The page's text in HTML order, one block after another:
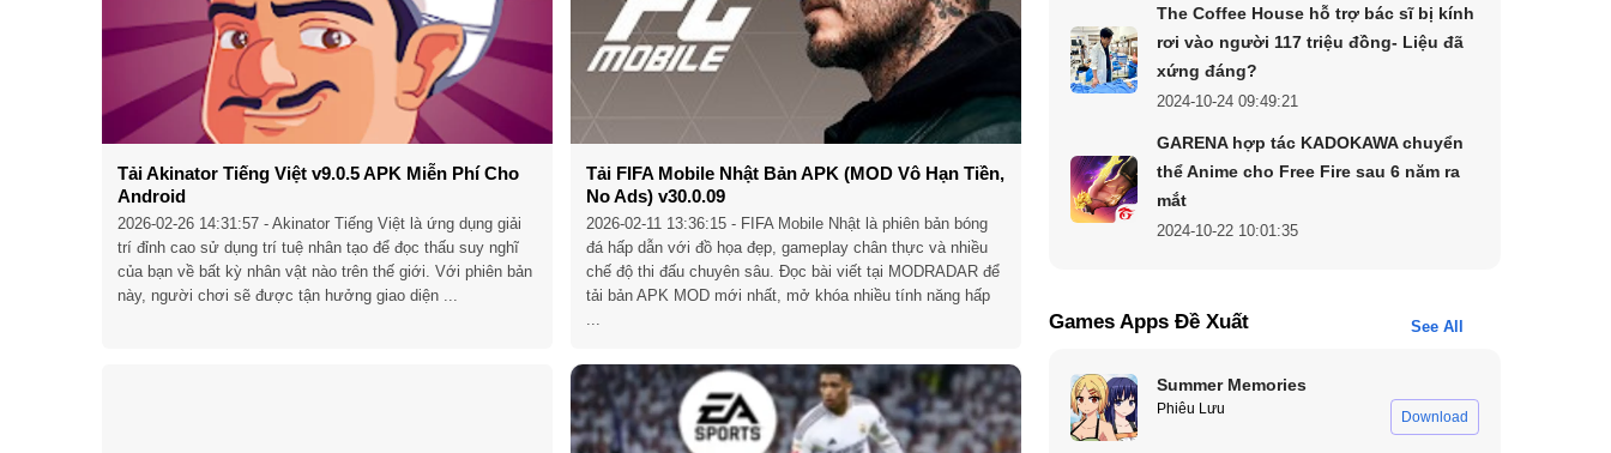
Tải Akinator Tiếng Việt v9.0.5 APK Miễn Phí Cho
Android
2026-02-26 14:31:57- Akinator Tiếng Việt là ứng dụng giải
trí đỉnh cao sử dụng trí tuệ nhân tạo để đọc thấu suy nghĩ
của bạn về bất kỳ nhân vật nào trên thế giới. Với phiên bản
này, người chơi sẽ được tận hưởng giao diện ...
Tải FIFA Mobile Nhật Bản APK (MOD Vô Hạn Tiền,
No Ads) v30.0.09
2026-02-11 13:36:15 - FIFA Mobile Nhật là phiên bản bóng
đá hấp dẫn với đồ họa đẹp, gameplay chân thực và nhiều
chế độ thi đấu chuyên sâu. Đọc bài viết tại MODRADAR để
tải bản APK MOD mới nhất, mở khóa nhiều tính năng hấp
The Coffee House hỗ trợ bác sĩ bị kính
rơi vào người 117 triệu đồng- Liệu đã
xứng đáng?
2024-10-24 09:49:21
GARENA hợp tác KADOKAWA chuyển
thể Anime cho Free Fire sau 6 năm ra
mắt
2024-10-22 10:01:35
Games Apps Đề Xuất See All
Summer Memories
Phiêu Lưu Download